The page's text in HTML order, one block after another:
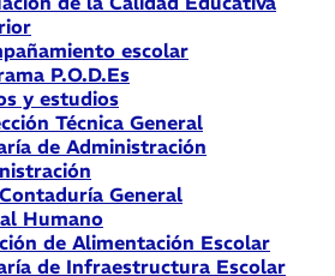
escolar
P.O.D.Es
y estudios
Técnica General
de Administración
Contaduría General
Humano
de Alimentación Escolar
de Infraestructura Escolar